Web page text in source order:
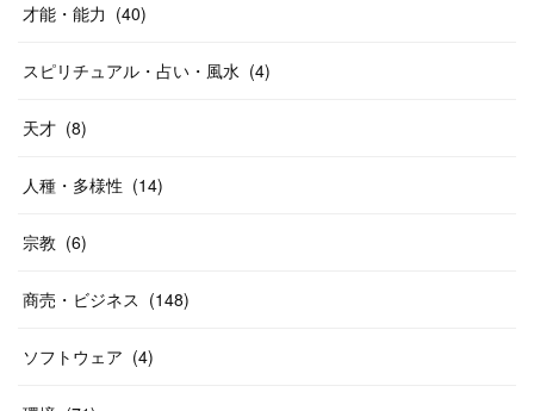
才能・能力 (40)
スピリチュアル・占い・風水 (4)
天才 (8)
人種・多様性 (14)
宗教 (6)
商売・ビジネス (148)
ソフトウェア (4)